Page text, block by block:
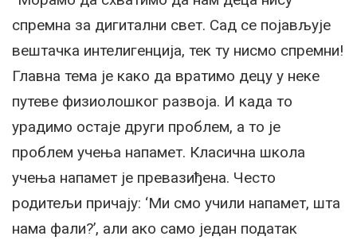
спремна за дигитални свет. Сад се појављује
вештачка интелигенција, тек ту нисмо спремни!
Главна тема је како да вратимо децу у неке
путеве физиолошког развоја. И када то
урадимо остаје други проблем, а то је
проблем учења напамет. Класична школа
учења напамет је превазиђена. Често
родитељи причају: ‘Ми смо учили напамет, шта
нама фали?’, али ако само један податак